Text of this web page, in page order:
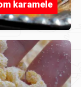
karamele